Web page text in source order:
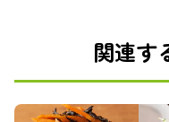
関連す